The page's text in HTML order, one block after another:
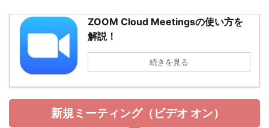
ZOOM Cloud Meetingsの使い方を
解説！
続きを見る
新規ミーティング（ビデオ オン）